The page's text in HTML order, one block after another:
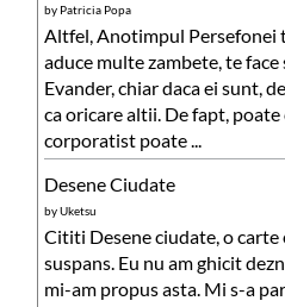
by Patricia Popa
Altfel, Anotimpul Persefonei
aduce multe zambete, te face
Evander, chiar daca ei sunt,
ca oricare altii. De fapt, poate
corporatist poate ...
Desene Ciudate
byUketsu
Cititi Desene ciudate, o carte
suspans. Eu nu am ghicit
mi-am propus asta. Mi s-a